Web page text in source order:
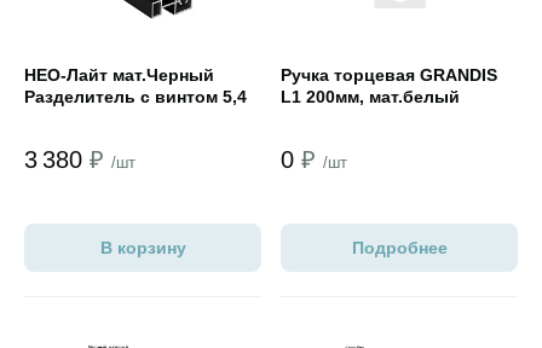
НЕО-Лайт мат.Черный
Разделитель с винтом 5,4
3 380 ₽ /шт
В корзину
Ручка торцевая GRANDIS
L1 200мм, мат.белый
0 ₽ /шт
Подробнее